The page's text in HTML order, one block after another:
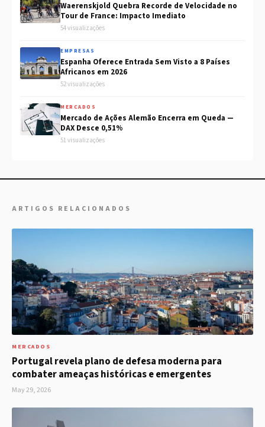
Waerenskjold Quebra Recorde de Velocidade no
Tour de France: Impacto Imediato
54 visualizações
EMPRESAS
Espanha Oferece Entrada Sem Visto a 8 Países
Africanos em 2026
52 visualizações
MERCADOS
Mercado de Ações Alemão Encerra em Queda —
DAX Desce 0,51%
51 visualizações
ARTIGOS RELACIONADOS
MERCADOS
Portugal revela plano de defesa moderna para
combater ameaças históricas e emergentes
May 29, 2026